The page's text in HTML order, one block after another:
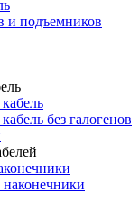
и подъемников
без галогенов